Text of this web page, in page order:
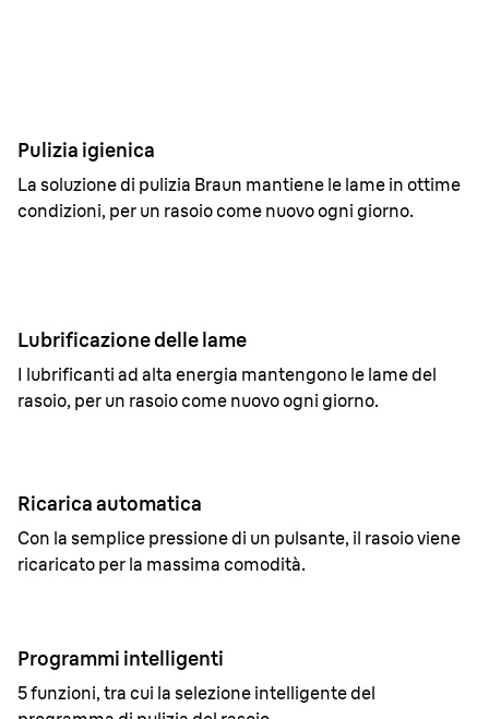
Pulizia igienica
La soluzione di pulizia Braun mantiene le lame in ottime
condizioni, per un rasoio come nuovo ogni giorno.
Lubrificazione delle lame
I lubrificanti ad alta energia mantengono le lame del
rasoio, per un rasoio come nuovo ogni giorno.
Ricarica automatica
Con la semplice pressione di un pulsante, il rasoio viene
ricaricato per la massima comodità.
Programmi intelligenti
5 funzioni, tra cui la selezione intelligente del